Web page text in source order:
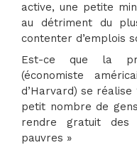
active, une petite
au détriment du
contenter d’emplois
Est-ce que la
(économiste
d’Harvard) se réalise
petit nombre de
rendre gratuit des
pauvres »